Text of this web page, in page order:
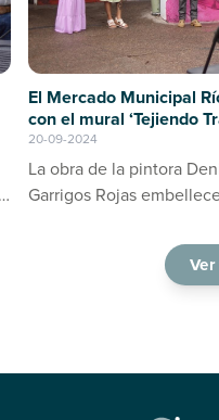
El Mercado Municipal
con el mural ‘Tejiendo
20-09-2024
La obra de la pintora
Garrigos Rojas